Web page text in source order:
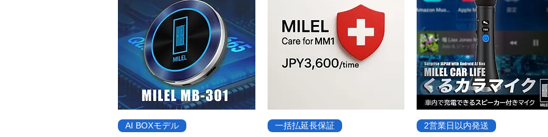
クイックビュー
AI BOXモデル クイックビュー
一括払延長保証 クイックビュー
2営業日以内発送